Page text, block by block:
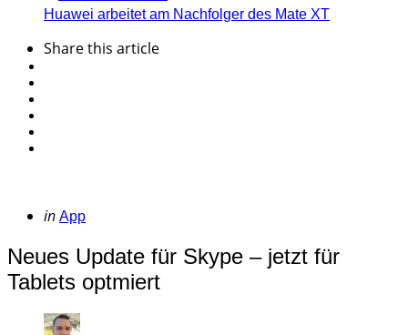
Huawei arbeitet am Nachfolger des Mate XT
Sharethis article
Categories
Posted
in App
Neues Update für Skype – jetzt für
Tablets optmiert